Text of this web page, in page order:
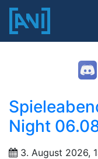
Night
3. August 2026,